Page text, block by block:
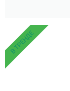
В ТРЕНДЕ